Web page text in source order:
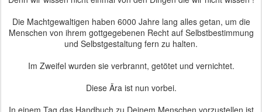
Die Machtgewaltigen haben 6000 Jahre lang alles getan, um die
Menschen von ihrem gottgegebenen Recht auf Selbstbestimmung
und Selbstgestaltung fern zu halten.
Im Zweifel wurden sie verbrannt, getötet und vernichtet.
Diese Ära ist nun vorbei.
In einem Tag das Handbuch zu Deinem Menschen vorzustellen ist